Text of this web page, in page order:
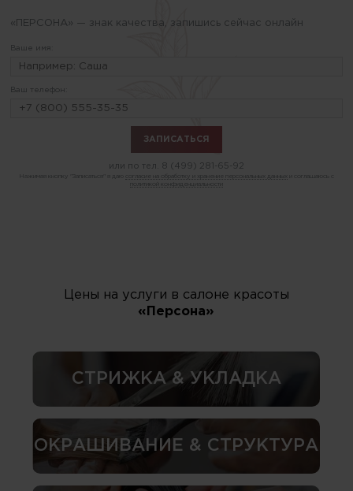
«ПЕРСОНА» — знак качества, запишись сейчас онлайн
Ваше имя:
Ваш телефон:
или по тел. 8 (499) 281-65-92
Нажимая кнопку "Записаться" я даю согласие на обработку и хранение персональных данных
политикой конфиденциальности
Цены на услуги в салоне красоты
«Персона»
СТРИЖКА & УКЛАДКА
ОКРАШИВАНИЕ & СТРУКТУРА